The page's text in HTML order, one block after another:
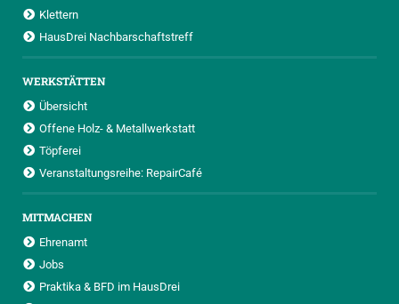
Klettern
HausDrei Nachbarschaftstreff
WERKSTÄTTEN
Übersicht
Offene Holz- & Metallwerkstatt
Töpferei
Veranstaltungsreihe: RepairCafé
MITMACHEN
Ehrenamt
Jobs
Praktika & BFD im HausDrei